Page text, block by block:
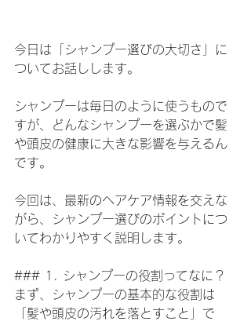
今日は「シャンプー選びの大切さ」に
ついてお話しします。
シャンプーは毎日のように使うもので
すが、どんなシャンプーを選ぶかで髪
や頭皮の健康に大きな影響を与えるん
です。
今回は、最新のヘアケア情報を交えな
がら、シャンプー選びのポイントにつ
いてわかりやすく説明します。
### 1. シャンプーの役割ってなに？
まず、シャンプーの基本的な役割は
「髪や頭皮の汚れを落とすこと」で